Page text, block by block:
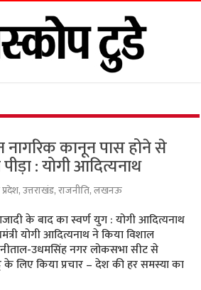
नागरिक कानून पास होने से
: योगी आदित्यनाथ
,उत्तराखंड,राजनीति,लखनऊ
के बाद का स्वर्ण युग : योगी आदित्यनाथ
योगी आदित्यनाथ ने किया विशाल
उधमसिंह नगर लोकसभा सीट से
के लिए किया प्रचार – देश की हर समस्या का